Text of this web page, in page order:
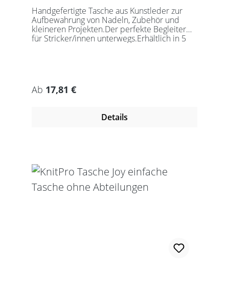
Handgefertigte Tasche aus Kunstleder zur
Aufbewahrung von Nadeln, Zubehör und
kleineren Projekten.Der perfekte Begleiter
für Stricker/innen unterwegs.Erhältlich in 5
Regulärer Preis:
Ab 17,81 €
Details